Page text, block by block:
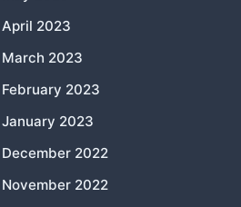
April 2023
March 2023
February 2023
January 2023
December 2022
November 2022